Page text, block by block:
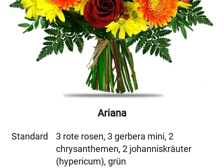
Ariana
Standard
3 rote rosen, 3 gerbera mini, 2
chrysanthemen, 2 johanniskräuter
(hypericum), grün